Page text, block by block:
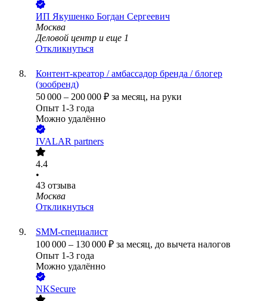
ИП Якушенко Богдан Сергеевич
Москва
Деловой центр и еще 1
Откликнуться
Контент-креатор / амбассадор бренда / блогер
(зообренд)
50 000 – 200 000 ₽ за месяц, на руки
Опыт 1-3 года
Можно удалённо
IVALAR partners
4.4
•
43 отзыва
Москва
Откликнуться
SMM-специалист
100 000 – 130 000 ₽ за месяц, до вычета налогов
Опыт 1-3 года
Можно удалённо
NKSecure